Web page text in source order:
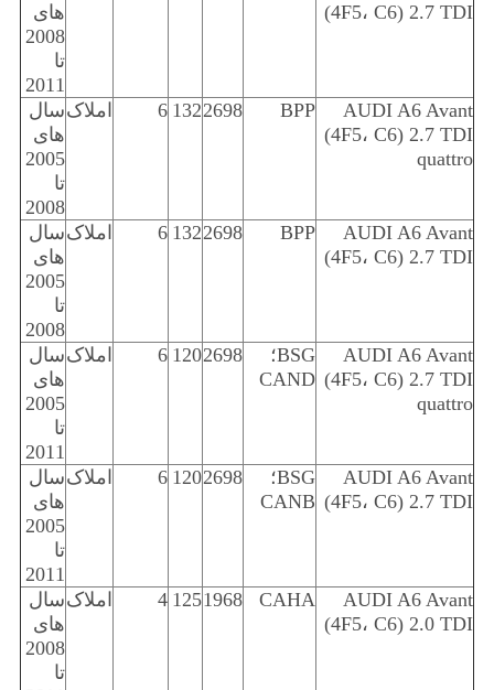
(4F5، C6) 2.7 TDI
های
2008
تا
2011
AUDI A6 Avant
(4F5، C6) 2.7 TDI
quattro
BPP
2698
132
6 املاکسال
های
2005
تا
2008
AUDI A6 Avant
(4F5، C6) 2.7 TDI
BPP
2698
132
6 املاکسال
های
2005
تا
2008
AUDI A6 Avant
(4F5، C6) 2.7 TDI
quattro
BSG؛
CAND
2698
120
6 املاکسال
های
2005
تا
2011
AUDI A6 Avant
(4F5، C6) 2.7 TDI
BSG؛
CANB
2698
120
6 املاکسال
های
2005
تا
2011
AUDI A6 Avant
(4F5، C6) 2.0 TDI
CAHA
1968
125
4 املاکسال
های
2008
تا